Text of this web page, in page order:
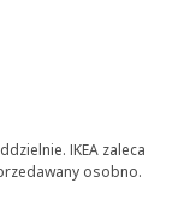
ogółem: 3
IKEA zaleca
osobno.